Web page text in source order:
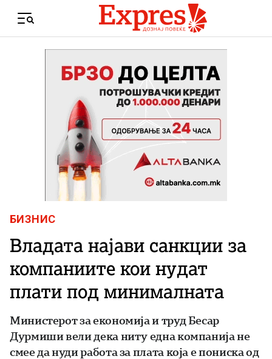
Menu
БИЗНИС
Владата најави санкции за
компаниите кои нудат
плати под минималната
Министерот за економија и труд Бесар
Дурмиши вели дека ниту една компанија не
смее да нуди работа за плата која е пониска од